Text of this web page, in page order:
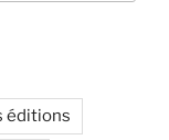
éditions